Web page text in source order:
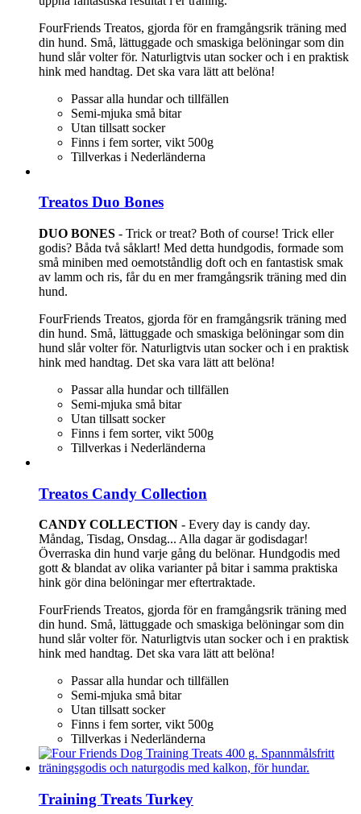
FourFriends Treatos, gjorda för en framgångsrik träning med
din hund. Små, lättuggade och smaskiga belöningar som din
hund slår volter för. Naturligtvis utan socker och i en praktisk
hink med handtag. Det ska vara lätt att belöna!
Passar alla hundar och tillfällen
Semi-mjuka små bitar
Utan tillsatt socker
Finns i fem sorter, vikt 500g
Tillverkas i Nederländerna
Treatos Duo Bones
DUO BONES - Trick or treat? Both of course! Trick eller
godis? Båda två såklart! Med detta hundgodis, formade som
små miniben med oemotståndlig doft och en fantastisk smak
av lamm och ris, får du en mer framgångsrik träning med din
hund.
FourFriends Treatos, gjorda för en framgångsrik träning med
din hund. Små, lättuggade och smaskiga belöningar som din
hund slår volter för. Naturligtvis utan socker och i en praktisk
hink med handtag. Det ska vara lätt att belöna!
Passar alla hundar och tillfällen
Semi-mjuka små bitar
Utan tillsatt socker
Finns i fem sorter, vikt 500g
Tillverkas i Nederländerna
Treatos Candy Collection
CANDY COLLECTION - Every day is candy day.
Måndag, Tisdag, Onsdag... Alla dagar är godisdagar!
Överraska din hund varje gång du belönar. Hundgodis med
gott & blandat av olika varianter på bitar i samma praktiska
hink gör dina belöningar mer eftertraktade.
FourFriends Treatos, gjorda för en framgångsrik träning med
din hund. Små, lättuggade och smaskiga belöningar som din
hund slår volter för. Naturligtvis utan socker och i en praktisk
hink med handtag. Det ska vara lätt att belöna!
Passar alla hundar och tillfällen
Semi-mjuka små bitar
Utan tillsatt socker
Finns i fem sorter, vikt 500g
Tillverkas i Nederländerna
Training Treats Turkey